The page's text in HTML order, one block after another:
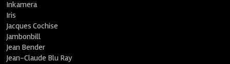
Inkamera
Iris
Jacques Cochise
Jambonbill
Jean Bender
Jean-Claude Blu Ray